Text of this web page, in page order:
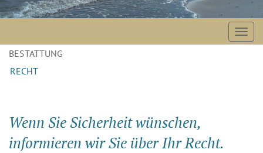
Navigation
BESTATTUNG
RECHT
Wenn Sie Sicherheit wünschen,
informieren wir Sie über Ihr Recht.